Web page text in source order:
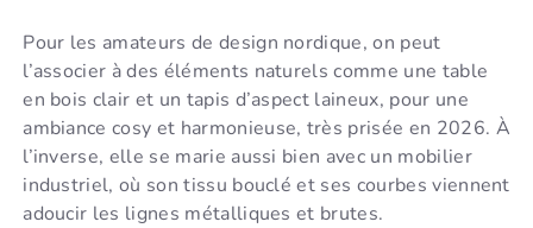
Pour les amateurs de design nordique, on peut
l’associer à des éléments naturels comme une table
en bois clair et un tapis d’aspect laineux, pour une
ambiance cosy et harmonieuse, très prisée en 2026. À
l’inverse, elle se marie aussi bien avec un mobilier
industriel, où son tissu bouclé et ses courbes viennent
adoucir les lignes métalliques et brutes.